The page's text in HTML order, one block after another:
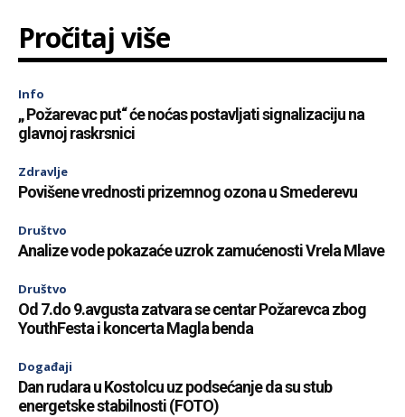
Pročitaj više
Info
„ Požarevac put“ će noćas postavljati signalizaciju na
glavnoj raskrsnici
Zdravlje
Povišene vrednosti prizemnog ozona u Smederevu
Društvo
Analize vode pokazaće uzrok zamućenosti Vrela Mlave
Društvo
Od 7.do 9.avgusta zatvara se centar Požarevca zbog
YouthFesta i koncerta Magla benda
Događaji
Dan rudara u Kostolcu uz podsećanje da su stub
energetske stabilnosti (FOTO)